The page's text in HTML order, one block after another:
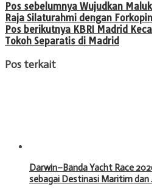
Pos sebelumnya Wujudkan
Raja Silaturahmi dengan
Pos berikutnya KBRI Madrid
Tokoh Separatis di Madrid
Pos terkait
Darwin–Banda Yacht Race
sebagai Destinasi Maritim dan